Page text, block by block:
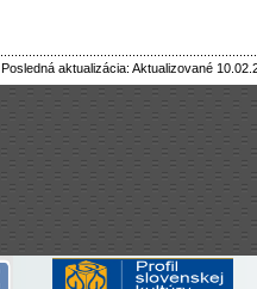
Posledná aktualizácia: Aktualizované